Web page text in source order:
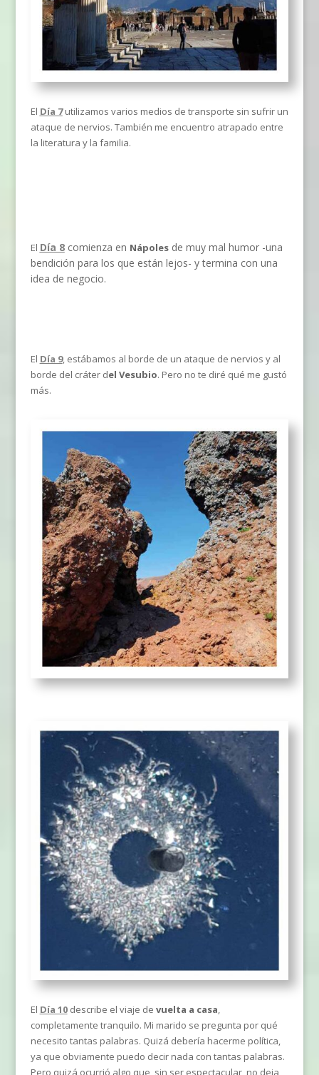
El Día 7utilizamos varios medios de transporte sin sufrir un
ataque de nervios. También me encuentro atrapado entre
la literatura y la familia.
El Día 8comienza en Nápolesde muy mal humor -una
bendición para los que están lejos- y termina con una
idea de negocio.
El Día 9, estábamos al borde de un ataque de nervios y al
borde del cráter del Vesubio. Pero no te diré qué me gustó
más.
El Día 10describe el viaje de vuelta a casa,
completamente tranquilo. Mi marido se pregunta por qué
necesito tantas palabras. Quizá debería hacerme política,
ya que obviamente puedo decir nada con tantas palabras.
Pero quizá ocurrió algo que, sin ser espectacular, no deja